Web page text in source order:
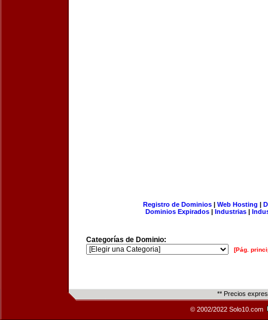
Registro de Dominios| Web Hosting |
Dominios Expirados | Industrias |
Categorías de Dominio:
[Pág.
** Precios
© 2002/2022 Solo10.com